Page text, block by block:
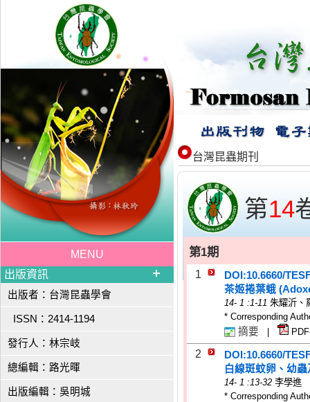
MENU
出版資訊
出版者：台灣昆蟲學會
ISSN：2414-1194
發行人：林宗岐
總編輯：路光暉
出版編輯：吳明城
台灣昆蟲期刊
第14
第1期
1
DOI:10.6660/
茶姬捲葉蛾
14- 1 :1-11 朱耀沂、
* Corresponding
摘要
2
DOI:10.6660/
白線斑蚊卵、幼
14- 1 :13-32 李學進
* Corresponding